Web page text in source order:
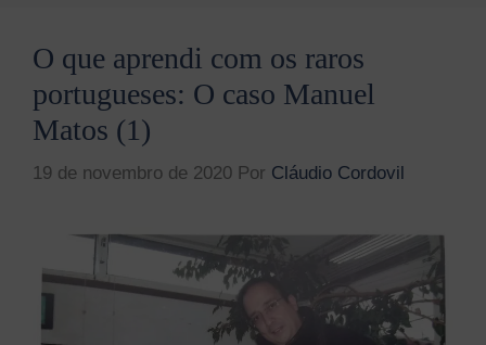
O que aprendi com os raros
portugueses: O caso Manuel
Matos (1)
19 de novembro de 2020 Por Cláudio Cordovil